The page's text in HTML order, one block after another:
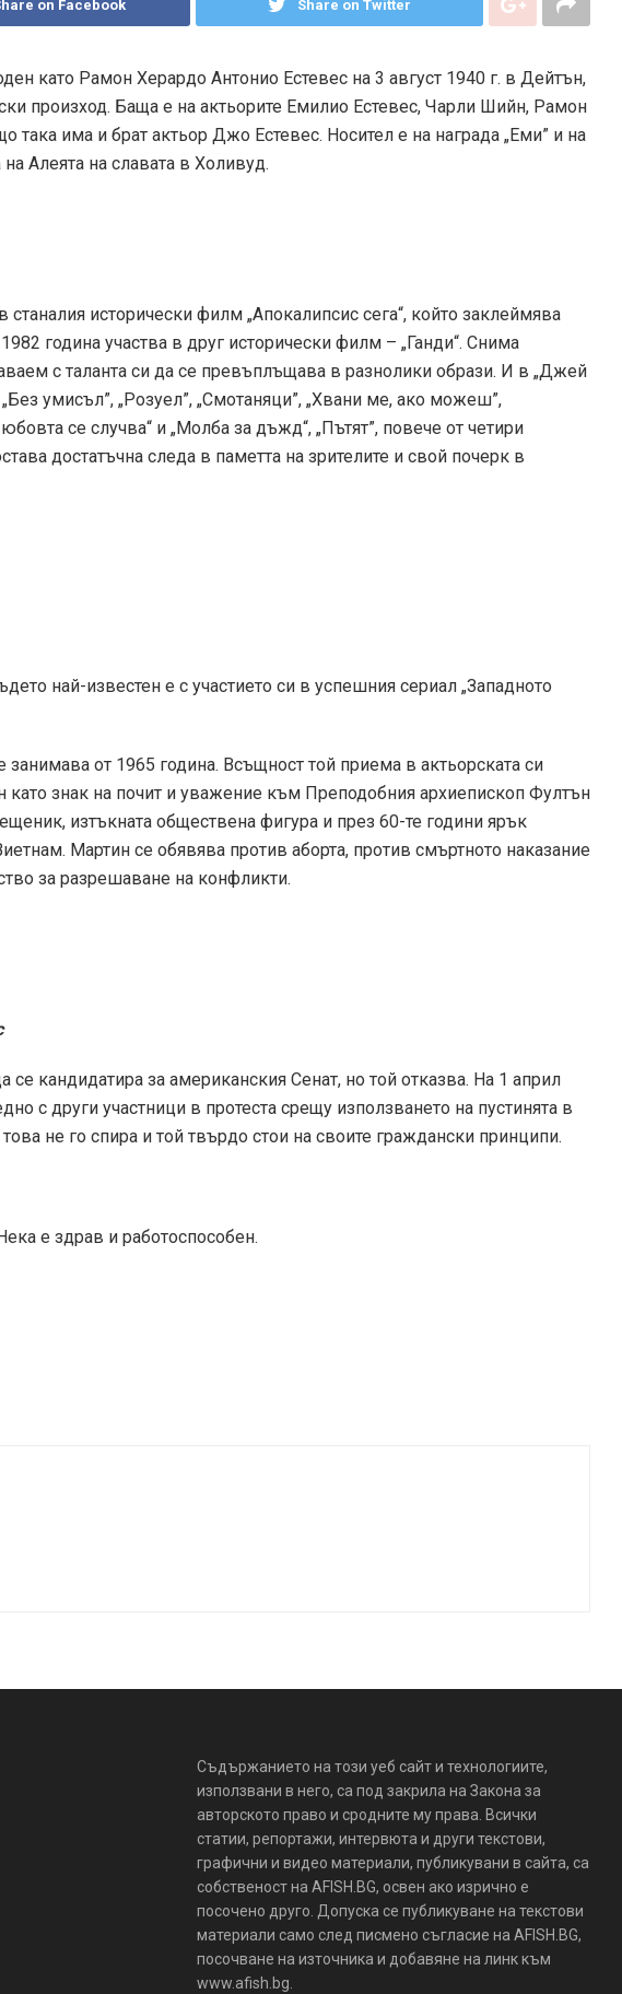
on Facebook Share on Twitter
като Рамон Херардо Антонио Естевес на 3 август 1940 г. в Дейтън,
произход. Баща е на актьорите Емилио Естевес, Чарли Шийн, Рамон
така има и брат актьор Джо Естевес. Носител е на награда „Еми” и на
Алеята на славата в Холивуд.
станалия исторически филм „Апокалипсис сега“, който заклеймява
година участва в друг исторически филм – „Ганди“. Снима
с таланта си да се превъплъщава в разнолики образи. И в „Джей
умисъл”, „Розуел”, „Смотаняци”, „Хвани ме, ако можеш”,
се случва“ и „Молба за дъжд“, „Пътят”, повече от четири
достатъчна следа в паметта на зрителите и свой почерк в
най-известен е с участието си в успешния сериал „Западното
от 1965 година. Всъщност той приема в актьорската си
знак на почит и уважение към Преподобния архиепископ Фултън
изтъкната обществена фигура и през 60-те години ярък
Мартин се обявява против аборта, против смъртното наказание
за разрешаване на конфликти.
се кандидатира за американския Сенат, но той отказва. На 1 април
с други участници в протеста срещу използването на пустинята в
не го спира и той твърдо стои на своите граждански принципи.
е здрав и работоспособен.
Съдържанието на този уеб сайт и технологиите,
използвани в него, са под закрила на Закона за
авторското право и сродните му права. Всички
статии, репортажи, интервюта и други текстови,
графични и видео материали, публикувани в сайта, са
собственост на AFISH.BG, освен ако изрично е
посочено друго. Допуска се публикуване на текстови
материали само след писмено съгласие на AFISH.BG,
посочване на източника и добавяне на линк към
www.afish.bg.